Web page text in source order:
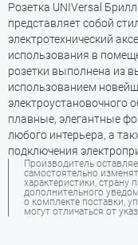
Розетка UNIVersal
представляет собой
электротехнический
использования в
розетки выполнена из
использованием
электроустановочного
плавные, элегантные
любого интерьера, а
подключения
Производитель
самостоятельно
характеристики, страну
дополнительного
о комплекте поставки,
могут отличаться от